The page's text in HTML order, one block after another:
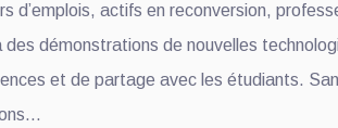
d’emplois, actifs en reconversion,
démonstrations de nouvelles
et de partage avec les étudiants.